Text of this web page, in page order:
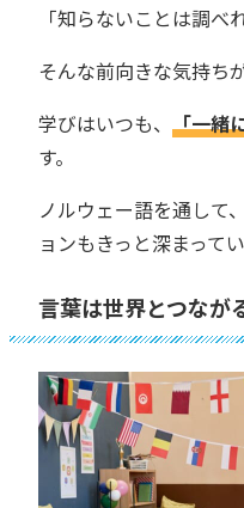
「知らないことは調べ
そんな前向きな気持ち
学びはいつも、 「一緒
す。
ノルウェー語を通して
ョンもきっと深まって
言葉は世界とつなが